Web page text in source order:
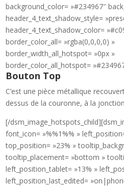
background_color= »#234967″
header_4_text_shadow_style=
header_4_text_shadow_color=
border_color_all= »rgba(0,0,0,0) »
border_width_all_hotspot= »0px »
border_color_all_hotspot=
Bouton Top
C’est une pièce métallique
dessus de la couronne, à la
[/
font_icon= »%%1%% »
top_position= »23% »
tooltip_placement= »bottom »
left_position_tablet= »13% »
left_position_last_edited=